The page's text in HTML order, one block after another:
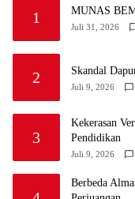
1 MUNAS
Juli 31, 2026
2 Skandal
Juli 9, 2026
3
Kekerasan
Pendidikan
Juli 9, 2026
Berbeda